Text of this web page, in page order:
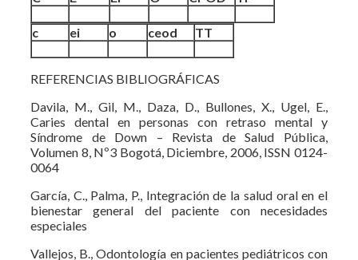
c ei o ceod TT
REFERENCIAS BIBLIOGRÁFICAS
Davila, M., Gil, M., Daza, D., Bullones, X., Ugel, E.,
Caries dental en personas con retraso mental y
Síndrome de Down – Revista de Salud Pública,
Volumen 8, Nº3 Bogotá, Diciembre, 2006, ISSN 0124-
0064
García, C., Palma, P., Integración de la salud oral en el
bienestar general del paciente con necesidades
especiales
Vallejos, B., Odontología en pacientes pediátricos con